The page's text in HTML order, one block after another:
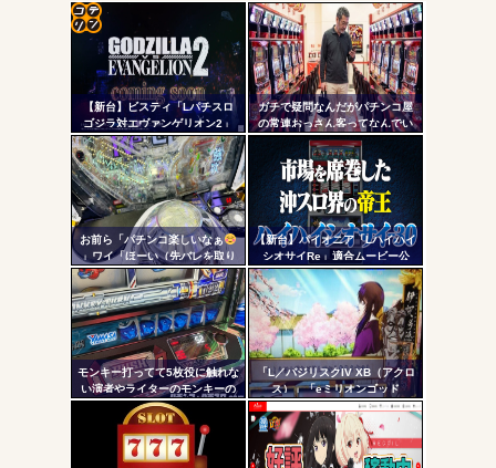
ヤバいか教えて？...
AngelBeats!とかいうクソアニメの思い出ｗｗｗ
Powered by livedoor 相互RSS
【新台】ビスティ「Lパチスロ
ゴジラ対エヴァンゲリオン2」
PV第一弾公開！Gの衝撃再
来！！！
ガチで疑問なんだがパチンコ屋
の常連おっさん客ってなんでい
つも同じ服着てるの？
お前ら「パチンコ楽しいなぁ
」ワイ「ほーい（先バレを取り
上げる）」
【新台】パイオニア「Lハイハイ
シオサイRe」適合ムービー公
開！沖スロ界の帝王がスマスロ
ATで復活
モンキー打ってて5枚役に触れな
い演者やライターのモンキーの
講釈とか薄寒いだけだよな
「L／バジリスクIV XB（アクロ
ス）」「eミリオンゴッド
3CHB（メーシー）」「L／Vivy
／A5（大都）」が検定通過
コテ
リン
- 固
定リ
ンク
自動
更新
ツー
ル